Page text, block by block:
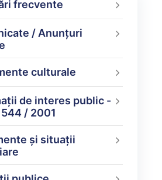
frecvente
/ Anunțuri
culturale
de interes public -
/ 2001
şi situaţii